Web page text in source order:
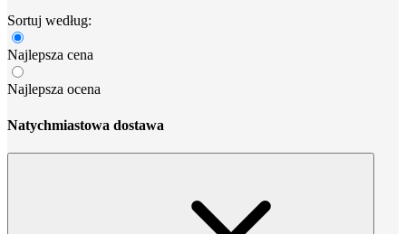
Sortuj według:
Najlepsza cena
Najlepsza ocena
Natychmiastowa dostawa